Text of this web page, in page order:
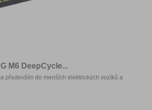
M6 DeepCycle...
především do menších elektrických vozíků a